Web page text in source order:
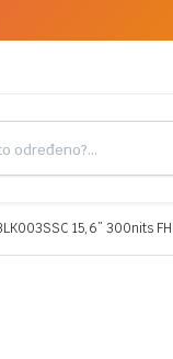
15,6” 300nits